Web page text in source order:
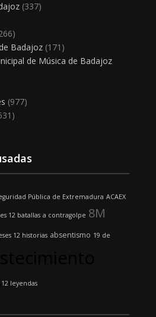
(337)
Badajoz(171)
de Música de Badajoz
(977)
Pública de Extremadura ACAEX
12 batallas a contragolpe 8M
12 historias absentismo 19 de
12 leyendas